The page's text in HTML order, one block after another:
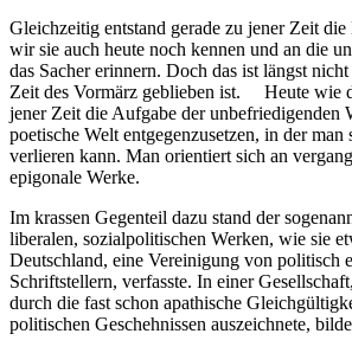
Gleichzeitig entstand gerade zu jener Zeit
wir sie auch heute noch kennen und an die
das Sacher erinnern. Doch das ist längst
Zeit des Vormärz geblieben ist. Heute wie
jener Zeit die Aufgabe der unbefriedigenden
poetische Welt entgegenzusetzen, in der
verlieren kann. Man orientiert sich an
epigonale Werke.
Im krassen Gegenteil dazu stand der
liberalen, sozialpolitischen Werken, wie sie
Deutschland, eine Vereinigung von politisch
Schriftstellern, verfasste. In einer
durch die fast schon apathische
politischen Geschehnissen auszeichnete,